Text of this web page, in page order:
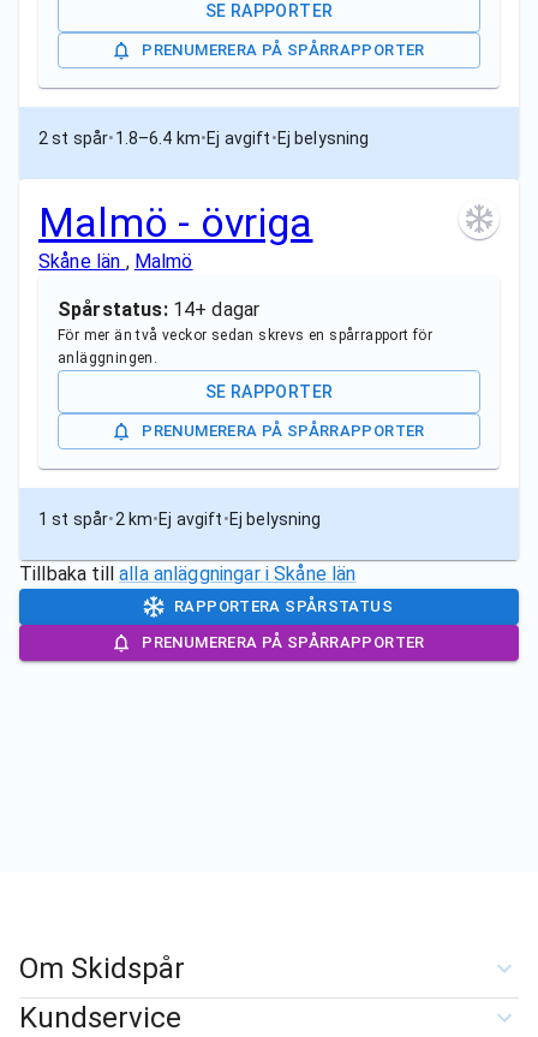
SE RAPPORTER
PRENUMERERA PÅ SPÅRRAPPORTER
2 st spår•1.8–6.4 km•Ej avgift•Ej belysning
Malmö - övriga
Skåne län , Malmö
Spårstatus: 14+ dagar
För mer än två veckor sedan skrevs en spårrapport för
anläggningen.
SE RAPPORTER
PRENUMERERA PÅ SPÅRRAPPORTER
1 st spår•2 km•Ej avgift•Ej belysning
Tillbaka till alla anläggningar iSkåne län
RAPPORTERA SPÅRSTATUS
PRENUMERERA PÅ SPÅRRAPPORTER
Om Skidspår
Kundservice